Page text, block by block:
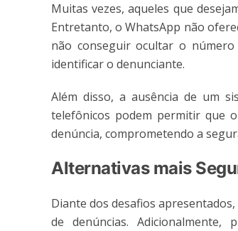
Muitas vezes, aqueles que
Entretanto, o WhatsApp não
não conseguir ocultar o
identificar o denunciante.
Além disso, a ausência de um
telefônicos podem permitir que
denúncia, comprometendo a
Alternativas mais
Diante dos desafios
de denúncias. Adicionalmente,